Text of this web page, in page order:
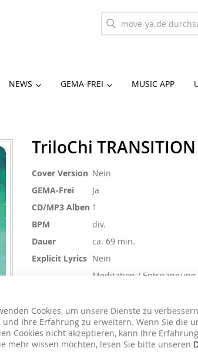
Cookies, um unsere Dienste zu
und Ihre Erfahrung zu erweitern. Wenn Sie die
Cookies nicht akzeptieren, kann Ihre
mehr wissen möchten, lesen Sie bitte unseren
NEWS GEMA-FREI MUSIC APP
TriloChi TRANSITION
Weitere
Cover Version Nein
GEMA-Frei
Ja
CD/MP3 Alben 1
BPM
div.
Dauer
ca. 69 min.
Explicit Lyrics Nein
Meditation / Entspannung,
Genre
Tribal
26,90 € 19,90 €